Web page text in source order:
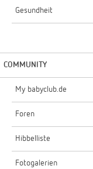
Gesundheit
COMMUNITY
My babyclub.de
Foren
Hibbelliste
Fotogalerien